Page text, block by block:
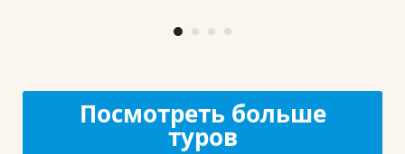
Посмотреть больше
туров